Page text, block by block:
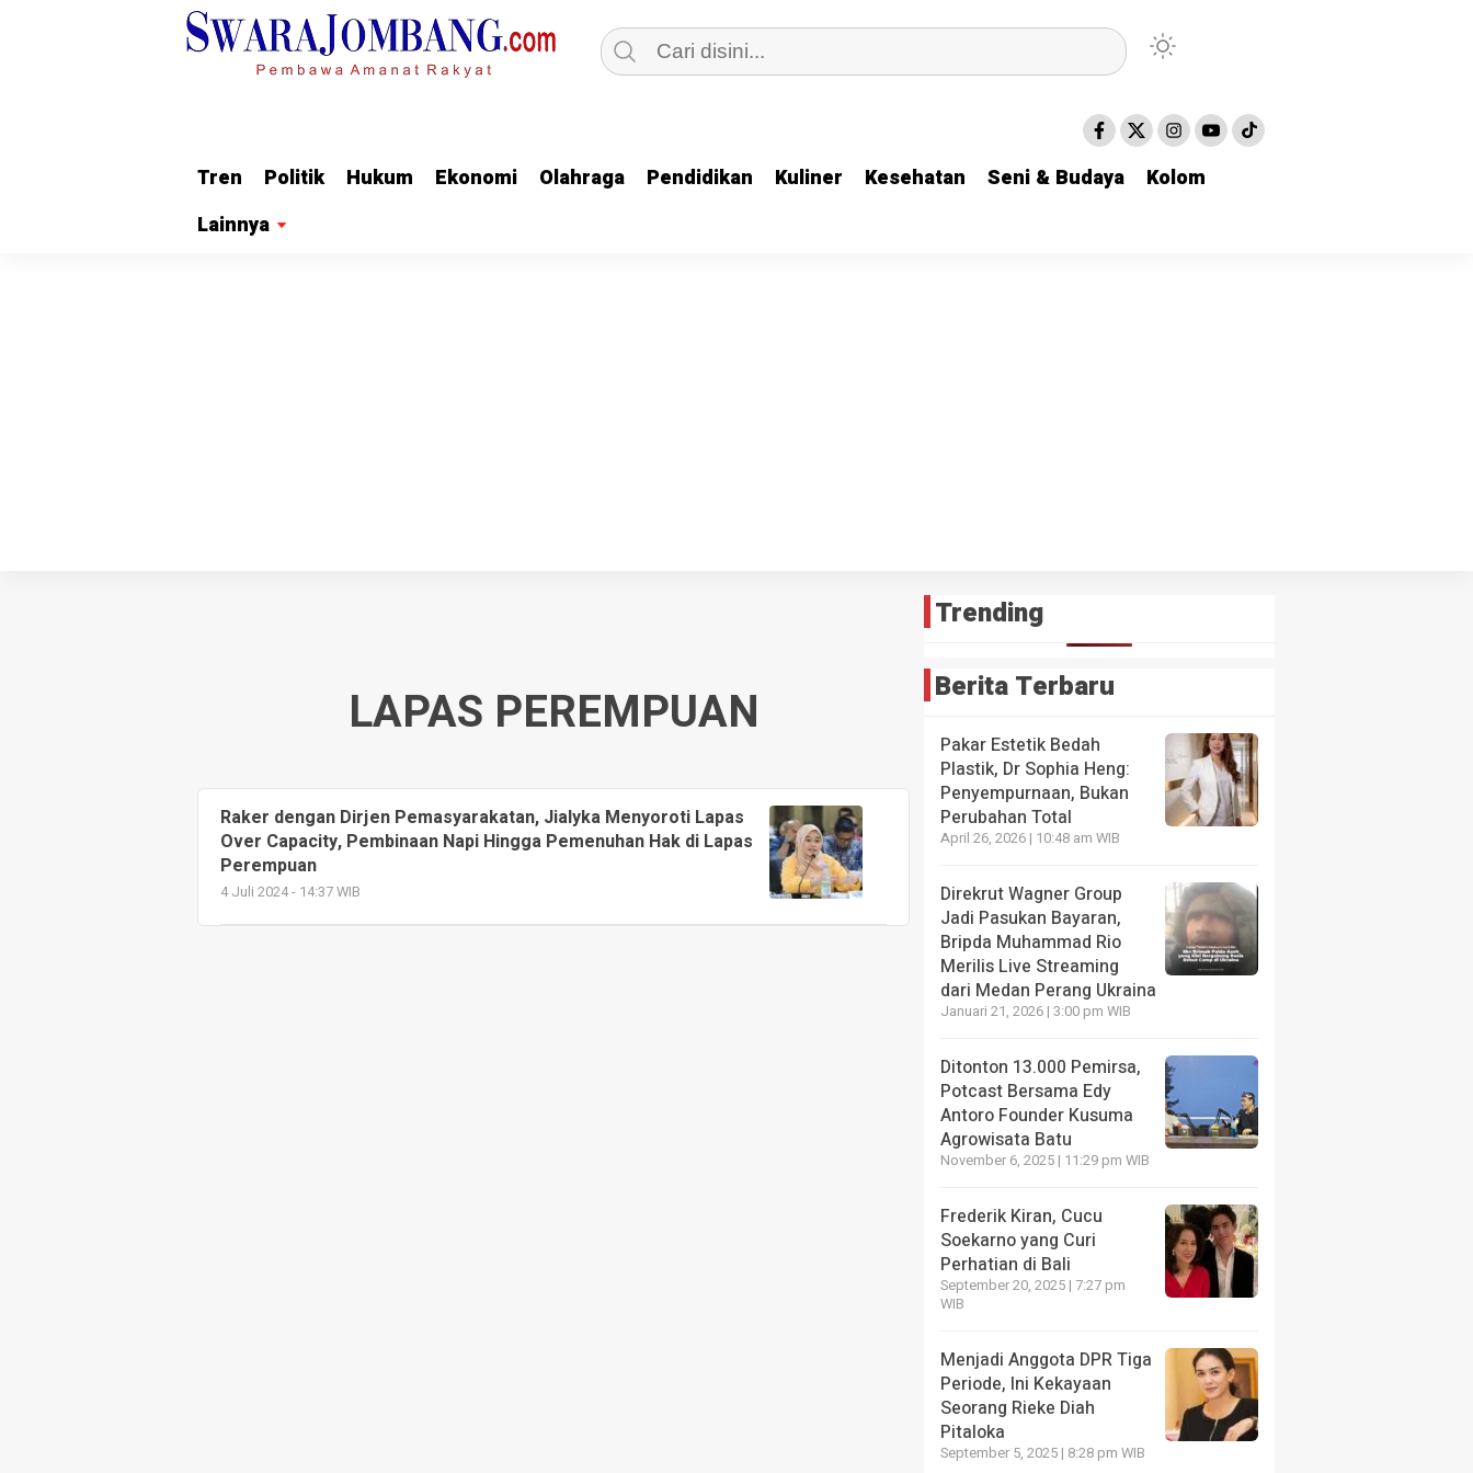
Tren Politik Hukum Ekonomi Olahraga Pendidikan Kuliner Kesehatan Seni & Budaya
Kolom
Lainnya
Tren Politik Hukum Ekonomi Olahraga Pendidikan Kuliner Kesehatan Seni & Budaya
Kolom
Lainnya
LAPAS PEREMPUAN
Raker dengan Dirjen Pemasyarakatan, Jialyka Menyoroti Lapas
Over Capacity, Pembinaan Napi Hingga Pemenuhan Hak di Lapas
Perempuan
4 Juli 2024 - 14:37 WIB
Trending
Berita Terbaru
Pakar Estetik Bedah
Plastik, Dr Sophia Heng:
Penyempurnaan, Bukan
Perubahan Total
April 26, 2026 | 10:48 am WIB
Direkrut Wagner Group
Jadi Pasukan Bayaran,
Bripda Muhammad Rio
Merilis Live Streaming
dari Medan Perang Ukraina
Januari 21, 2026 | 3:00 pm WIB
Ditonton 13.000 Pemirsa,
Potcast Bersama Edy
Antoro Founder Kusuma
Agrowisata Batu
November 6, 2025 | 11:29 pm WIB
Frederik Kiran, Cucu
Soekarno yang Curi
Perhatian di Bali
September 20, 2025 | 7:27 pm
WIB
Menjadi Anggota DPR Tiga
Periode, Ini Kekayaan
Seorang Rieke Diah
Pitaloka
September 5, 2025 | 8:28 pm WIB